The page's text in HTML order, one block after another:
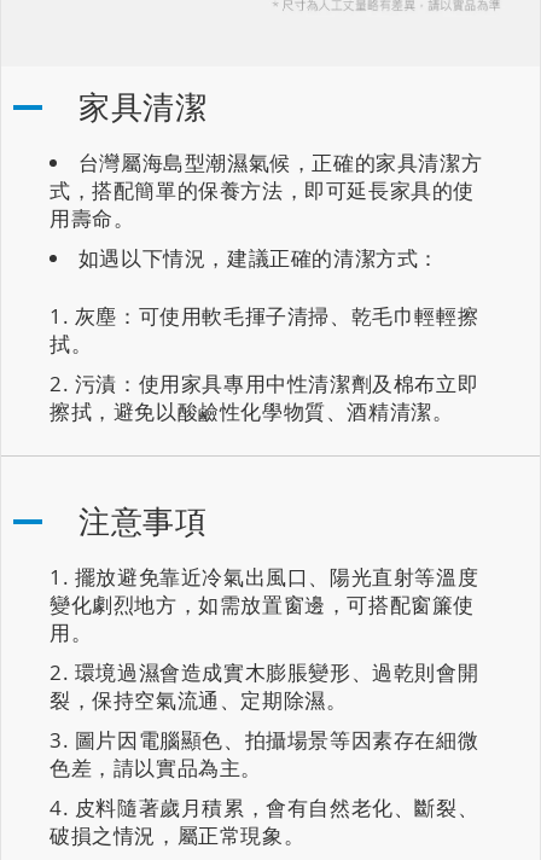
家具清潔
台灣屬海島型潮濕氣候，正確的家具清潔方
式，搭配簡單的保養方法，即可延長家具的使
用壽命。
如遇以下情況，建議正確的清潔方式：
灰塵：可使用軟毛揮子清掃、乾毛巾輕輕擦
拭。
污漬：使用家具專用中性清潔劑及棉布立即
擦拭，避免以酸鹼性化學物質、酒精清潔。
注意事項
擺放避免靠近冷氣出風口、陽光直射等溫度
變化劇烈地方，如需放置窗邊，可搭配窗簾使
用。
環境過濕會造成實木膨脹變形、過乾則會開
裂，保持空氣流通、定期除濕。
圖片因電腦顯色、拍攝場景等因素存在細微
色差，請以實品為主。
皮料隨著歲月積累，會有自然老化、斷裂、
破損之情況，屬正常現象。